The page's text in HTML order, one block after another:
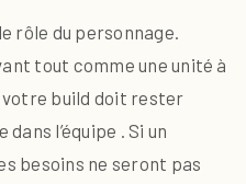
rôle du personnage.
tout comme une unité à
build doit rester
l’équipe . Si un
besoins ne seront pas